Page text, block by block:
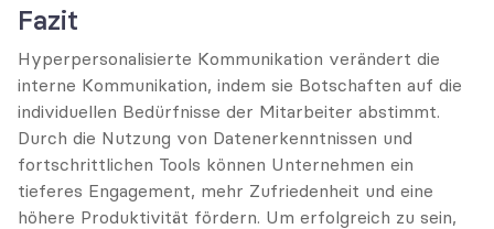
Fazit
Hyperpersonalisierte Kommunikation verändert die
interne Kommunikation, indem sie Botschaften auf die
individuellen Bedürfnisse der Mitarbeiter abstimmt.
Durch die Nutzung von Datenerkenntnissen und
fortschrittlichen Tools können Unternehmen ein
tieferes Engagement, mehr Zufriedenheit und eine
höhere Produktivität fördern. Um erfolgreich zu sein,